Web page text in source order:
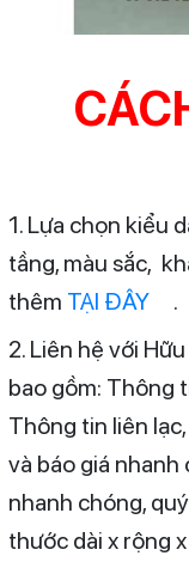
1. Lựa chọn kiểu
tầng, màu sắc,
thêm TẠI ĐÂY.
2. Liên hệ với
bao gồm: Thông
Thông tin liên
và báo giá
nhanh chóng,
thước dài x rộng